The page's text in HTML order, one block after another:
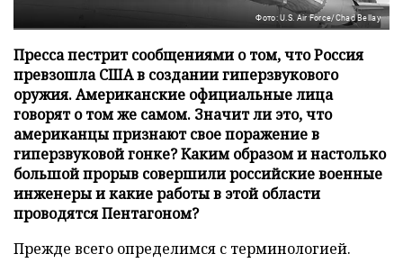
Фото: U.S. Air Force/Chad Bellay
Пресса пестрит сообщениями о том, что Россия
превзошла США в создании гиперзвукового
оружия. Американские официальные лица
говорят о том же самом. Значит ли это, что
американцы признают свое поражение в
гиперзвуковой гонке? Каким образом и настолько
большой прорыв совершили российские военные
инженеры и какие работы в этой области
проводятся Пентагоном?
Прежде всего определимся с терминологией.